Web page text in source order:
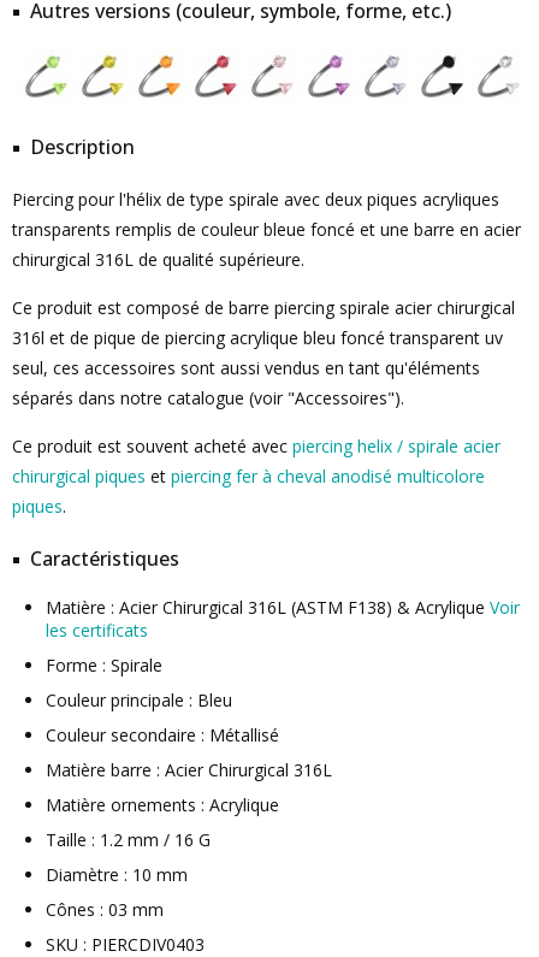
Autres versions (couleur, symbole, forme, etc.)
Description
Piercing pour l'hélix de type spirale avec deux piques acryliques
transparents remplis de couleur bleue foncé et une barre en acier
chirurgical 316L de qualité supérieure.
Ce produit est composé de barre piercing spirale acier chirurgical
316l et de pique de piercing acrylique bleu foncé transparent uv
seul, ces accessoires sont aussi vendus en tant qu'éléments
séparés dans notre catalogue (voir "Accessoires").
Ce produit est souvent acheté avec piercing helix / spirale acier
chirurgical piques et piercing fer à cheval anodisé multicolore
piques.
Caractéristiques
Matière : Acier Chirurgical 316L (ASTM F138) & Acrylique Voir
les certificats
Forme : Spirale
Couleur principale : Bleu
Couleur secondaire : Métallisé
Matière barre : Acier Chirurgical 316L
Matière ornements : Acrylique
Taille : 1.2 mm / 16 G
Diamètre : 10 mm
Cônes : 03 mm
SKU : PIERCDIV0403